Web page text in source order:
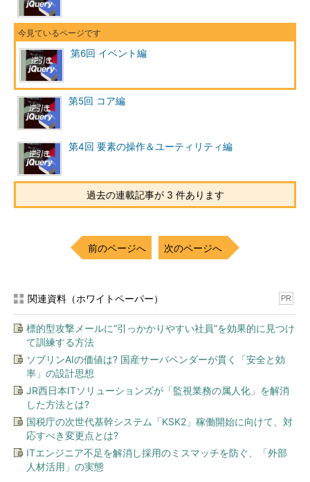
第6回 イベント編
第5回 コア編
第4回 要素の操作＆ユーティリティ編
過去の連載記事が 3 件あります
前のページへ 次のページへ
関連資料（ホワイトペーパー） PR
標的型攻撃メールに“引っかかりやすい社員”を効果的に見つけ
て訓練する方法
ソブリンAIの価値は? 国産サーバベンダーが貫く「安全と効
率」の設計思想
JR西日本ITソリューションズが「監視業務の属人化」を解消
した方法とは?
国税庁の次世代基幹システム「KSK2」稼働開始に向けて、対
応すべき変更点とは?
ITエンジニア不足を解消し採用のミスマッチを防ぐ、「外部
人材活用」の実態